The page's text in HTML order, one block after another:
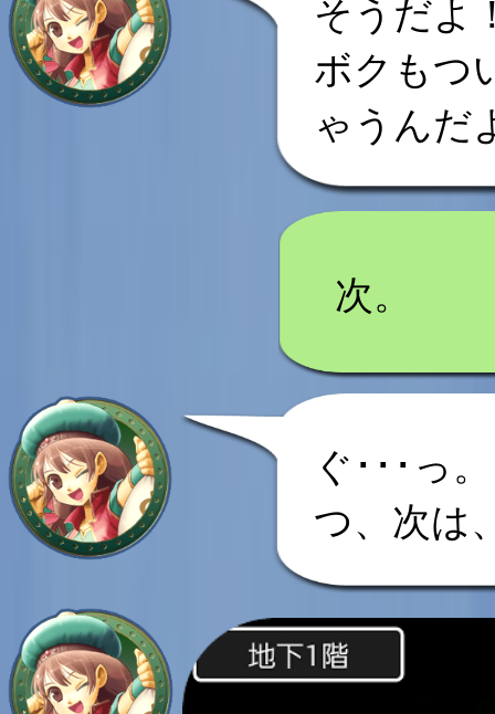
そうだよ
ボクもつ
ゃうんだ
次。
ぐ･･･っ。
つ、次は